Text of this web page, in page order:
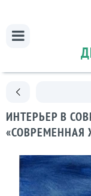
ИНТЕРЬЕР В